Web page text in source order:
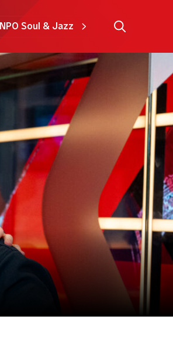
NPO Soul & Jazz